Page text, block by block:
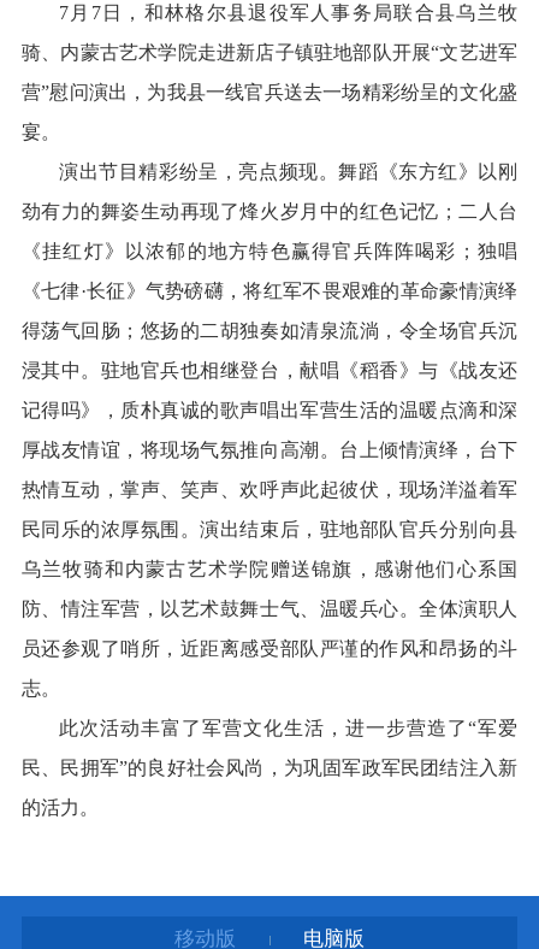
7月7日，和林格尔县退役军人事务局联合县乌兰牧
骑、内蒙古艺术学院走进新店子镇驻地部队开展“文艺进军
营”慰问演出，为我县一线官兵送去一场精彩纷呈的文化盛
宴。
演出节目精彩纷呈，亮点频现。舞蹈《东方红》以刚
劲有力的舞姿生动再现了烽火岁月中的红色记忆；二人台
《挂红灯》以浓郁的地方特色赢得官兵阵阵喝彩；独唱
《七律·长征》气势磅礴，将红军不畏艰难的革命豪情演绎
得荡气回肠；悠扬的二胡独奏如清泉流淌，令全场官兵沉
浸其中。驻地官兵也相继登台，献唱《稻香》与《战友还
记得吗》，质朴真诚的歌声唱出军营生活的温暖点滴和深
厚战友情谊，将现场气氛推向高潮。台上倾情演绎，台下
热情互动，掌声、笑声、欢呼声此起彼伏，现场洋溢着军
民同乐的浓厚氛围。演出结束后，驻地部队官兵分别向县
乌兰牧骑和内蒙古艺术学院赠送锦旗，感谢他们心系国
防、情注军营，以艺术鼓舞士气、温暖兵心。全体演职人
员还参观了哨所，近距离感受部队严谨的作风和昂扬的斗
志。
此次活动丰富了军营文化生活，进一步营造了“军爱
民、民拥军”的良好社会风尚，为巩固军政军民团结注入新
的活力。
移动版 电脑版